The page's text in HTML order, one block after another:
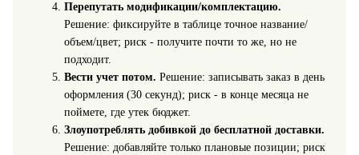
Перепутать модификации/комплектацию.
Решение: фиксируйте в таблице точное название/
объем/цвет; риск - получите почти то же, но не
подходит.
Вести учет потом. Решение: записывать заказ в день
оформления (30 секунд); риск - в конце месяца не
поймете, где утек бюджет.
Злоупотреблять добивкой до бесплатной доставки.
Решение: добавляйте только плановые позиции; риск